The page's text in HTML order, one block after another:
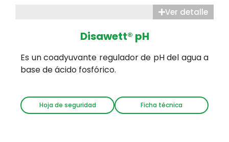
Ver detalle
Disawett® pH
Es un coadyuvante regulador de pH del agua a
base de ácido fosfórico.
Hoja de seguridad Ficha técnica